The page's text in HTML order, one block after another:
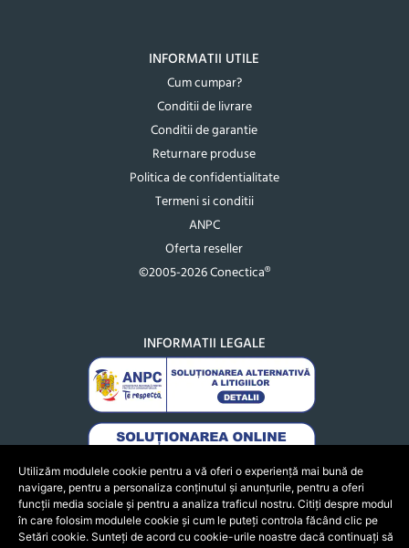
INFORMATII UTILE
Cum cumpar?
Conditii de livrare
Conditii de garantie
Returnare produse
Politica de confidentialitate
Termeni si conditii
ANPC
Oferta reseller
©2005-2026 Conectica®
INFORMATII LEGALE
Utilizăm modulele cookie pentru a vă oferi o experiență mai bună de
navigare, pentru a personaliza conținutul și anunțurile, pentru a oferi
funcții media sociale și pentru a analiza traficul nostru. Citiți despre modul
în care folosim modulele cookie și cum le puteți controla făcând clic pe
Setări cookie. Sunteți de acord cu cookie-urile noastre dacă continuați să